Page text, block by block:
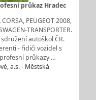
průkaz Hradec
PEUGEOT 2008,
TRANSPORTER.
autoškol ČR.
- řidiči vozidel s
průkazy …
a.s. - Městská